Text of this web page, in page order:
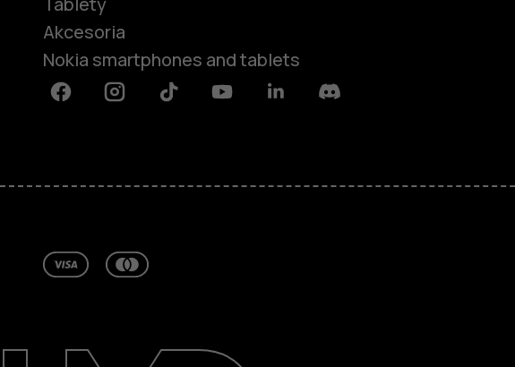
Informacje
Akcesoria
Nokia smartphones and tablets
FacebookInstagramTiktok YoutubeLinkedinDiscord